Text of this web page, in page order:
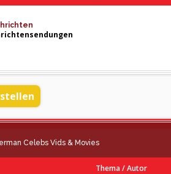
Celebs Vids & Movies
Thema/Autor